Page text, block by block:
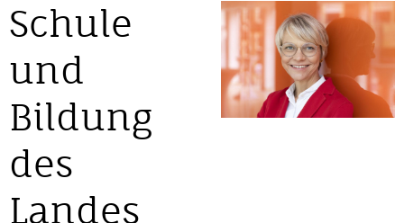
Schule
und
Bildung
des
Landes